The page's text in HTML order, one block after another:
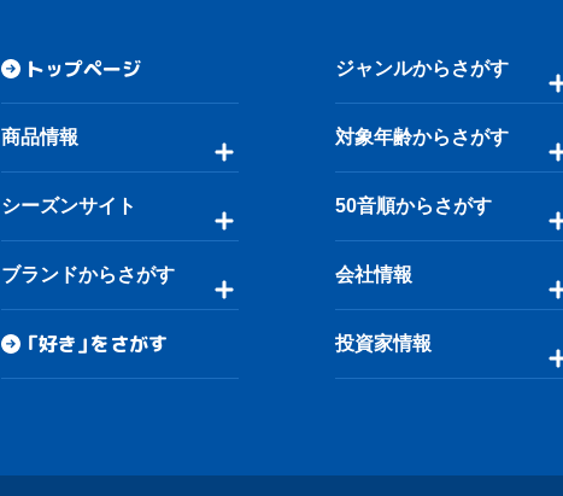
トップページ
商品情報
シーズンサイト
ブランドからさがす
「好き」をさがす
ジャンルからさがす
対象年齢からさがす
50音順からさがす
会社情報
投資家情報